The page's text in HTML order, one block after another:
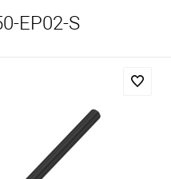
EP02-S